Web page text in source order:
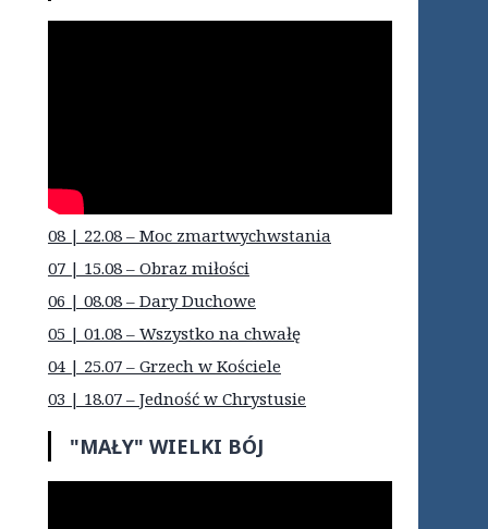
08 | 22.08 – Moc zmartwychwstania
07 | 15.08 – Obraz miłości
06 | 08.08 – Dary Duchowe
05 | 01.08 – Wszystko na chwałę
04 | 25.07 – Grzech w Kościele
03 | 18.07 – Jedność w Chrystusie
"MAŁY" WIELKI BÓJ